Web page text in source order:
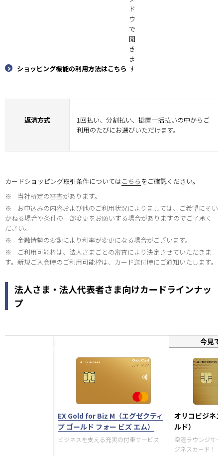
ショッピング機能の利用方法はこちら
返済方式
1回払い、分割払い、据置一括払いの中からご
利用のたびにお選びいただけます。
カードショッピング取引条件についてはこちら をご確認ください。
※
当社所定の審査があります。
※
お申込みの内容および他のご利用状況によりましては、ご希望にそい
かねる場合や条件の一部変更をお願いする場合がありますのでご了承く
ださい。
※
金融情勢の変動により利率が変更になる場合がございます。
※
ご利用可能枠は、法人さまごとの審査により決定させていただきま
す。新規ご入会時のご利用可能枠は、カード送付時にご通知いたします。
法人さま・法人代表者さま向けカードラインナッ
プ
今見て
EX Gold for Biz M（エグゼクティ
ブ ゴールド フォー ビズ エム）
ビジネスを支える充実の付帯サービス！
オリコビジネ
ルド）
空港ラウンジサ
ジネスカード！！